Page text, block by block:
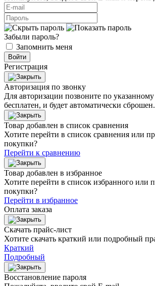
Забыли пароль?
Запомнить меня
Войти
Регистрация
Авторизация по звонку
Для авторизации позвоните по
бесплатен, и будет автоматически сброшен.
Товар добавлен в список сравнения
Хотите перейти в список сравнения или
покупки?
Перейти к сравнению
Товар добавлен в избранное
Хотите перейти в список избранного или
покупки?
Перейти в избранное
Оплата заказа
Скачать прайс-лист
Хотите скачать краткий или подробный
Краткий
Подробный
Восстановление пароля